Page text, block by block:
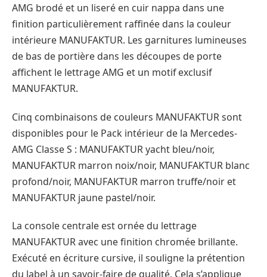
AMG brodé et un liseré en cuir nappa dans une
finition particulièrement raffinée dans la couleur
intérieure MANUFAKTUR. Les garnitures lumineuses
de bas de portière dans les découpes de porte
affichent le lettrage AMG et un motif exclusif
MANUFAKTUR.
Cinq combinaisons de couleurs MANUFAKTUR sont
disponibles pour le Pack intérieur de la Mercedes-
AMG Classe S : MANUFAKTUR yacht bleu/noir,
MANUFAKTUR marron noix/noir, MANUFAKTUR blanc
profond/noir, MANUFAKTUR marron truffe/noir et
MANUFAKTUR jaune pastel/noir.
La console centrale est ornée du lettrage
MANUFAKTUR avec une finition chromée brillante.
Exécuté en écriture cursive, il souligne la prétention
du label à un savoir-faire de qualité. Cela s’applique